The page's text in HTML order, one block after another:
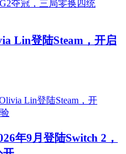
Lin登陆Steam，开启
年9月登陆Switch 2，